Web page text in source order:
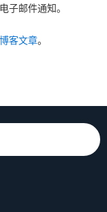
子邮件通知。
客文章。